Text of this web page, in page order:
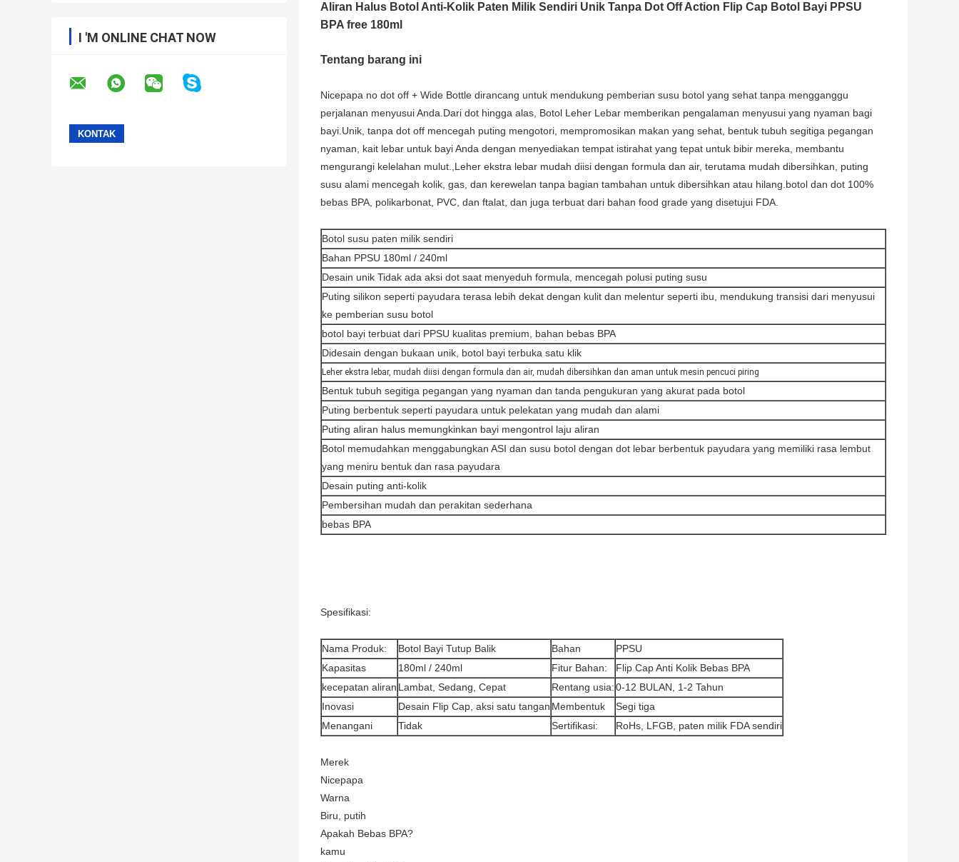
I 'M ONLINE CHAT NOW
Aliran Halus Botol Anti-Kolik Paten Milik Sendiri Unik Tanpa Dot Off Action Flip Cap Botol Bayi PPSU
BPA free 180ml
Tentang barang ini
Nicepapa no dot off + Wide Bottle dirancang untuk mendukung pemberian susu botol yang sehat tanpa mengganggu
perjalanan menyusui Anda.Dari dot hingga alas, Botol Leher Lebar memberikan pengalaman menyusui yang nyaman bagi
bayi.Unik, tanpa dot off mencegah puting mengotori, mempromosikan makan yang sehat, bentuk tubuh segitiga pegangan
nyaman, kait lebar untuk bayi Anda dengan menyediakan tempat istirahat yang tepat untuk bibir mereka, membantu
mengurangi kelelahan mulut.,Leher ekstra lebar mudah diisi dengan formula dan air, terutama mudah dibersihkan, puting
susu alami mencegah kolik, gas, dan kerewelan tanpa bagian tambahan untuk dibersihkan atau hilang.botol dan dot 100%
bebas BPA, polikarbonat, PVC, dan ftalat, dan juga terbuat dari bahan food grade yang disetujui FDA.
Botol susu paten milik sendiri
Bahan PPSU 180ml / 240ml
Desain unik Tidak ada aksi dot saat menyeduh formula, mencegah polusi puting susu
Puting silikon seperti payudara terasa lebih dekat dengan kulit dan melentur seperti ibu, mendukung transisi dari menyusui
ke pemberian susu botol
botol bayi terbuat dari PPSU kualitas premium, bahan bebas BPA
Didesain dengan bukaan unik, botol bayi terbuka satu klik
Leher ekstra lebar, mudah diisi dengan formula dan air, mudah dibersihkan dan aman untuk mesin pencuci piring
Bentuk tubuh segitiga pegangan yang nyaman dan tanda pengukuran yang akurat pada botol
Puting berbentuk seperti payudara untuk pelekatan yang mudah dan alami
Puting aliran halus memungkinkan bayi mengontrol laju aliran
Botol memudahkan menggabungkan ASI dan susu botol dengan dot lebar berbentuk payudara yang memiliki rasa lembut
yang meniru bentuk dan rasa payudara
Desain puting anti-kolik
Pembersihan mudah dan perakitan sederhana
bebas BPA
Spesifikasi:
Nama Produk: Botol Bayi Tutup Balik Bahan
PPSU
Kapasitas
180ml / 240ml Fitur Bahan:
Flip Cap Anti Kolik Bebas BPA
kecepatan aliran Lambat, Sedang, Cepat Rentang usia:0-12 BULAN, 1-2 Tahun
Inovasi
Desain Flip Cap, aksi satu tangan Membentuk
Segi tiga
Menangani
Tidak Sertifikasi: RoHs, LFGB, paten milik FDA sendiri
Merek
Nicepapa
Warna
Biru, putih
Apakah Bebas BPA?
kamu